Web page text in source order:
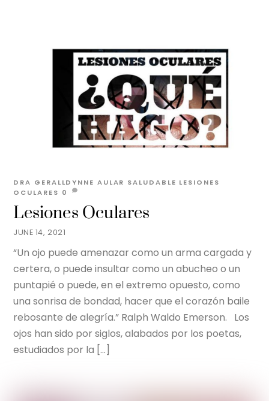
JUNE 14, 2021
Lesiones Oculares
DRA GERALLDYNNE AULAR SALUDABLE LESIONES
OCULARES 0
“Un ojo puede amenazar como un arma cargada y
certera, o puede insultar como un abucheo o un
puntapié o puede, en el extremo opuesto, como
una sonrisa de bondad, hacer que el corazón baile
rebosante de alegría.” Ralph Waldo Emerson. Los
ojos han sido por siglos, alabados por los poetas,
estudiados por la […]